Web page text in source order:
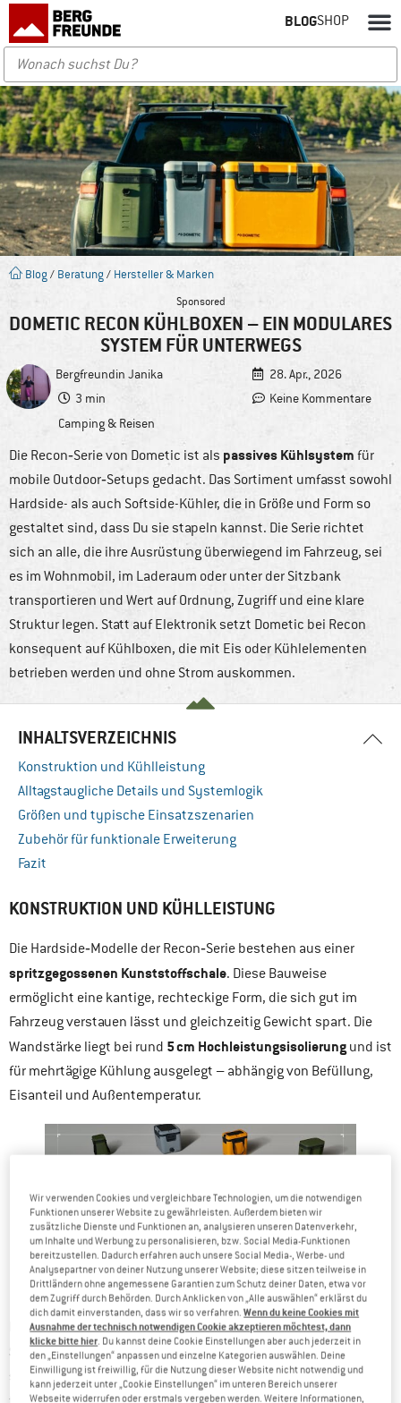
BLOGSHOP
Blog / Beratung / Hersteller & Marken
Sponsored
DOMETIC RECON KÜHLBOXEN – EIN MODULARES
SYSTEM FÜR UNTERWEGS
Bergfreundin Janika
28. Apr., 2026
3 min
Keine Kommentare
Camping & Reisen
Die Recon‑Serie von Dometic ist als passives Kühlsystem für
mobile Outdoor‑Setups gedacht. Das Sortiment umfasst sowohl
Hardside- als auch Softside-Kühler, die in Größe und Form so
gestaltet sind, dass Du sie stapeln kannst. Die Serie richtet
sich an alle, die ihre Ausrüstung überwiegend im Fahrzeug, sei
es im Wohnmobil, im Laderaum oder unter der Sitzbank
transportieren und Wert auf Ordnung, Zugriff und eine klare
Struktur legen. Statt auf Elektronik setzt Dometic bei Recon
konsequent auf Kühlboxen, die mit Eis oder Kühlelementen
betrieben werden und ohne Strom auskommen.
INHALTSVERZEICHNIS
Konstruktion und Kühlleistung
Alltagstaugliche Details und Systemlogik
Größen und typische Einsatzszenarien
Zubehör für funktionale Erweiterung
Fazit
KONSTRUKTION UND KÜHLLEISTUNG
Die Hardside‑Modelle der Recon‑Serie bestehen aus einer
spritzgegossenen Kunststoffschale. Diese Bauweise
ermöglicht eine kantige, rechteckige Form, die sich gut im
Fahrzeug verstauen lässt und gleichzeitig Gewicht spart. Die
Wandstärke liegt bei rund 5cm Hochleistungsisolierung und ist
für mehrtägige Kühlung ausgelegt – abhängig von Befüllung,
Eisanteil und Außentemperatur.
Neben den Hartschalenmodellen umfasst die Recon-Serie auch
Softside‑Kühlboxen. Sie sind leichter, haben eine robuste,
stabile Basis sowie flexible Seitenwände. Damit eignen sie sich
Wir verwenden Cookies und vergleichbare Technologien, um die notwendigen
Funktionen unserer Website zu gewährleisten. Außerdem bieten wir
zusätzliche Dienste und Funktionen an, analysieren unseren Datenverkehr,
um Inhalte und Werbung zu personalisieren, bzw. Social Media-Funktionen
bereitzustellen. Dadurch erfahren auch unsere Social Media-, Werbe- und
Analysepartner von deiner Nutzung unserer Website; diese sitzen teilweise in
Drittländern ohne angemessene Garantien zum Schutz deiner Daten, etwa vor
dem Zugriff durch Behörden. Durch Anklicken von „Alle auswählen“ erklärst du
dich damit einverstanden, dass wir so verfahren.Wenn du keine Cookies mit
Ausnahme der technisch notwendigen Cookie akzeptieren möchtest, dann
klicke bitte hier. Du kannst deine Cookie Einstellungen aber auch jederzeit in
den „Einstellungen“ anpassen und einzelne Kategorien auswählen. Deine
Einwilligung ist freiwillig, für die Nutzung dieser Website nicht notwendig und
kann jederzeit unter „Cookie Einstellungen“ im unteren Bereich unserer
Webseite widerrufen oder erstmals vergeben werden. Weitere Informationen,